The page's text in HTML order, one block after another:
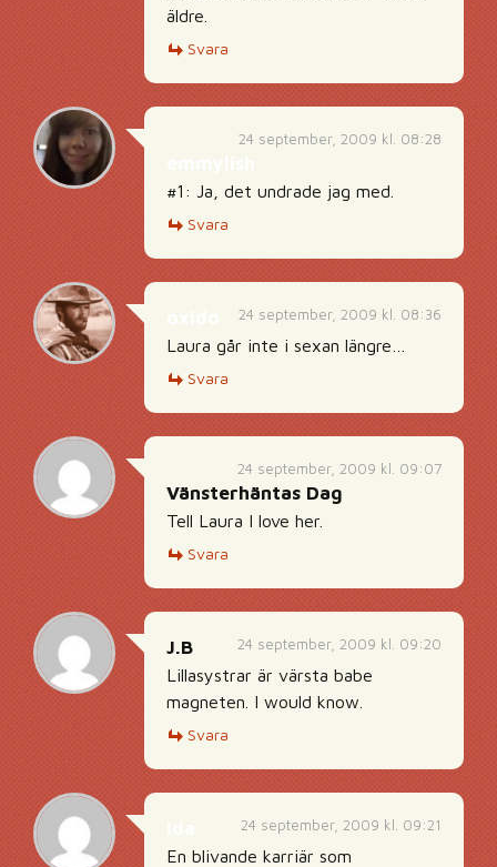
äldre.
Svara
24 september, 2009 kl. 08:28
#1: Ja, det undrade jag med.
Svara
24 september, 2009 kl. 08:36
Laura går inte i sexan längre…
Svara
24 september, 2009 kl. 09:07
Vänsterhäntas Dag
Tell Laura I love her.
Svara
24 september, 2009 kl. 09:20
J.B
Lillasystrar är värsta babe
magneten. I would know.
Svara
24 september, 2009 kl. 09:21
En blivande karriär som